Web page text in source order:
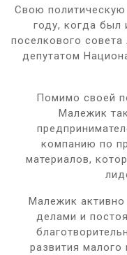
Свою
году, когда был
поселкового
депутатом
Помимо своей
Малежик
компанию по
материалов,
Малежик
делами и
развития малого